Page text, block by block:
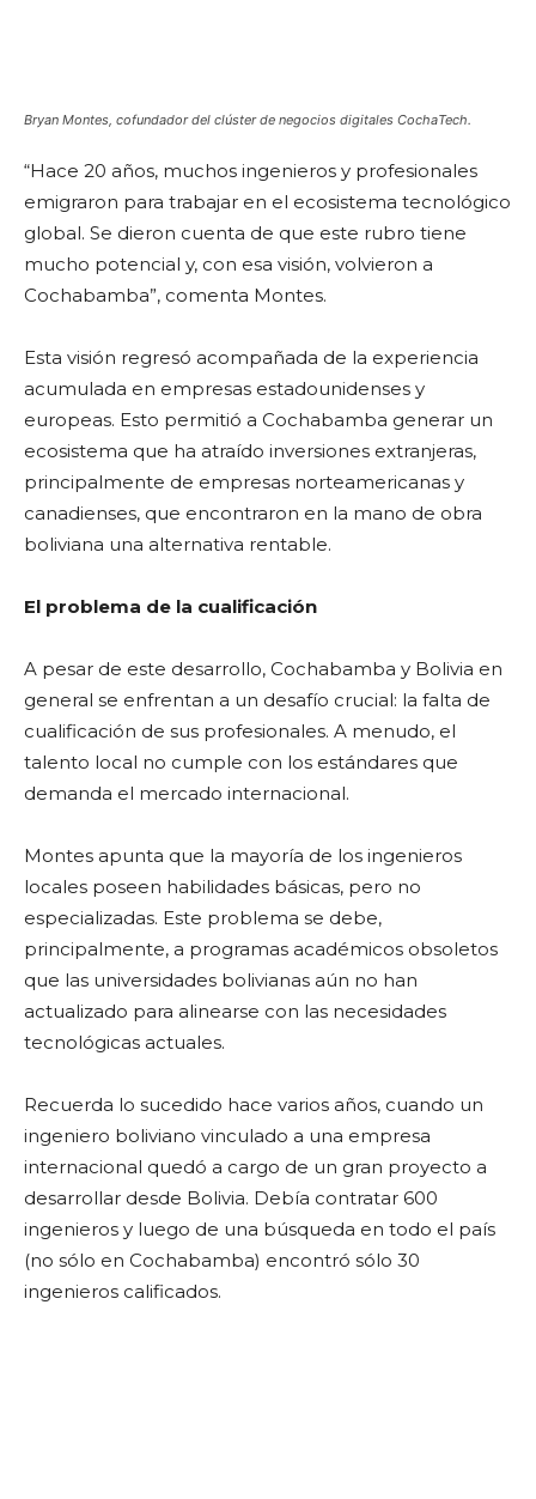
Bryan Montes, cofundador del clúster de negocios digitales CochaTech.
“Hace 20 años, muchos ingenieros y profesionales
emigraron para trabajar en el ecosistema tecnológico
global. Se dieron cuenta de que este rubro tiene
mucho potencial y, con esa visión, volvieron a
Cochabamba”, comenta Montes.
Esta visión regresó acompañada de la experiencia
acumulada en empresas estadounidenses y
europeas. Esto permitió a Cochabamba generar un
ecosistema que ha atraído inversiones extranjeras,
principalmente de empresas norteamericanas y
canadienses, que encontraron en la mano de obra
boliviana una alternativa rentable.
El problema de la cualificación
A pesar de este desarrollo, Cochabamba y Bolivia en
general se enfrentan a un desafío crucial: la falta de
cualificación de sus profesionales. A menudo, el
talento local no cumple con los estándares que
demanda el mercado internacional.
Montes apunta que la mayoría de los ingenieros
locales poseen habilidades básicas, pero no
especializadas. Este problema se debe,
principalmente, a programas académicos obsoletos
que las universidades bolivianas aún no han
actualizado para alinearse con las necesidades
tecnológicas actuales.
Recuerda lo sucedido hace varios años, cuando un
ingeniero boliviano vinculado a una empresa
internacional quedó a cargo de un gran proyecto a
desarrollar desde Bolivia. Debía contratar 600
ingenieros y luego de una búsqueda en todo el país
(no sólo en Cochabamba) encontró sólo 30
ingenieros calificados.